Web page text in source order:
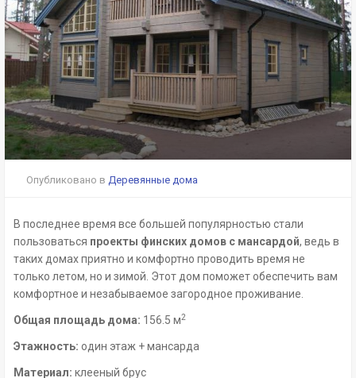
Опубликовано в Деревянные дома
В последнее время все большей популярностью стали
пользоваться проекты финских домов с мансардой, ведь в
таких домах приятно и комфортно проводить время не
только летом, но и зимой. Этот дом поможет обеспечить вам
комфортное и незабываемое загородное проживание.
Общая площадь дома: 156.5 м2
Этажность: один этаж + мансарда
Материал: клееный брус